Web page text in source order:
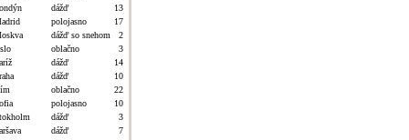
dážď
13
polojasno
17
dážď so snehom
2
oblačno
3
dážď
14
dážď
10
oblačno
22
polojasno
10
dážď
3
dážď
7